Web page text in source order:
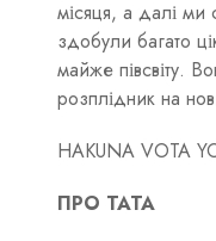
місяця, а далі ми
здобули багато
майже півсвіту.
розплідник на
HAKUNA VOTA
ПРО ТАТА